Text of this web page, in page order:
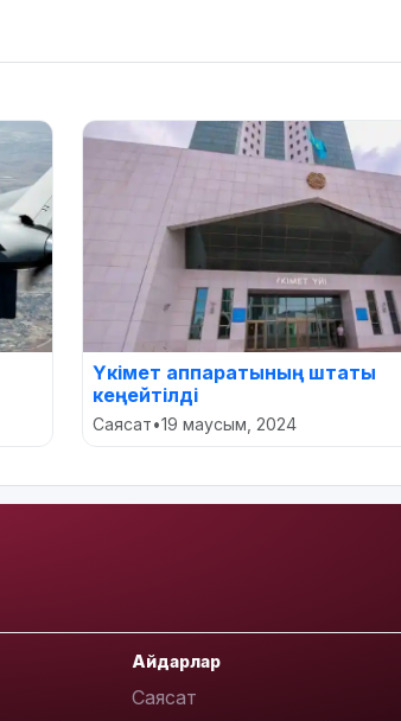
Үкімет аппаратының штаты
кеңейтілді
Саясат•19 маусым, 2024
Айдарлар
Саясат